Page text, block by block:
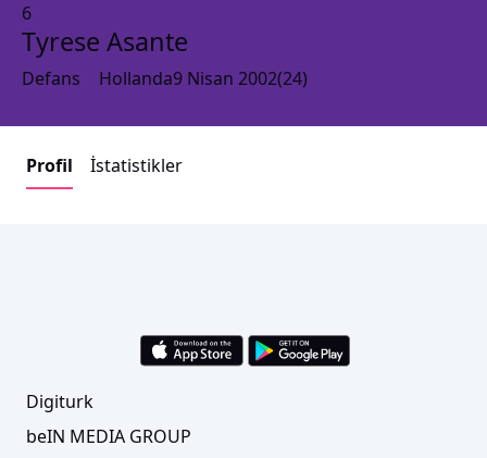
6
Tyrese Asante
Defans Hollanda9 Nisan 2002(24)
Profil İstatistikler
Digiturk
beIN MEDIA GROUP